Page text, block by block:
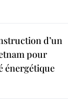
d’un
pour
énergétique